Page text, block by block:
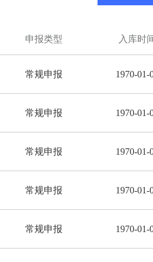
申报类型 入库时
常规申报 1970-01-
常规申报 1970-01-
常规申报 1970-01-
常规申报 1970-01-
常规申报 1970-01-